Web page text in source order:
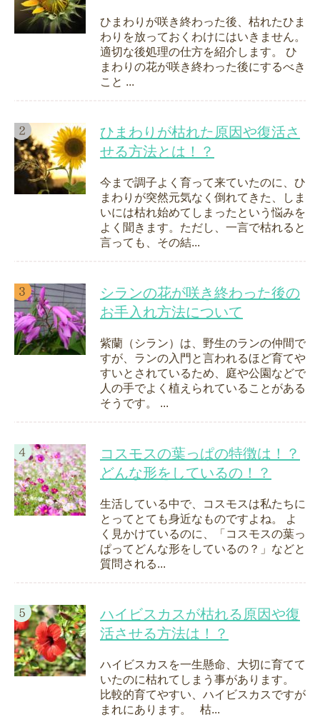
ひまわりが咲き終わった後、枯れたひま
わりを放っておくわけにはいきません。
適切な後処理の仕方を紹介します。 ひ
まわりの花が咲き終わった後にするべき
こと ...
ひまわりが枯れた原因や復活さ
せる方法とは！？
今まで調子よく育って来ていたのに、ひ
まわりが突然元気なく倒れてきた、しま
いには枯れ始めてしまったという悩みを
よく聞きます。ただし、一言で枯れると
言っても、その結...
シランの花が咲き終わった後の
お手入れ方法について
紫蘭（シラン）は、野生のランの仲間で
すが、ランの入門と言われるほど育てや
すいとされているため、庭や公園などで
人の手でよく植えられていることがある
そうです。 ...
コスモスの葉っぱの特徴は！？
どんな形をしているの！？
生活している中で、コスモスは私たちに
とってとても身近なものですよね。 よ
く見かけているのに、「コスモスの葉っ
ぱってどんな形をしているの？」などと
質問される...
ハイビスカスが枯れる原因や復
活させる方法は！？
ハイビスカスを一生懸命、大切に育てて
いたのに枯れてしまう事があります。
比較的育てやすい、ハイビスカスですが
まれにあります。 枯...